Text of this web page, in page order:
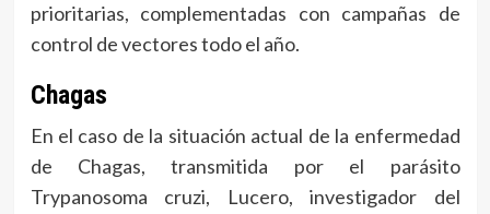
prioritarias, complementadas con campañas de
control de vectores todo el año.
Chagas
En el caso de la situación actual de la enfermedad
de Chagas, transmitida por el parásito
Trypanosoma cruzi, Lucero, investigador del